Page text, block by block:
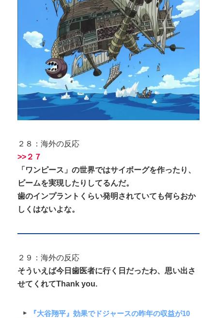
２８：海外の反応
>>２７
「ワンピース」の世界ではサイボーグを作ったり、
ビームを実現したりしてるんだ。
歯のインプラントくらい発明されていても何らおか
しくはないよな。
２９：海外の反応
そういえば今日歯医者に行く日だったわ、思い出さ
せてくれてThank you.
『大谷翔平』効果でドジャースの昨年の収益が10